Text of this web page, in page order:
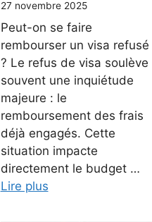
27 novembre 2025
Peut-on se faire
rembourser un visa refusé
? Le refus de visa soulève
souvent une inquiétude
majeure : le
remboursement des frais
déjà engagés. Cette
situation impacte
directement le budget …
Lire plus